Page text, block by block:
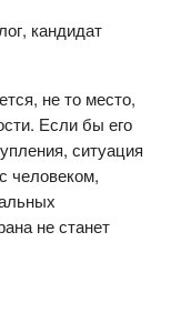
кандидат
не то место,
Если бы его
ситуация
человеком,
не станет